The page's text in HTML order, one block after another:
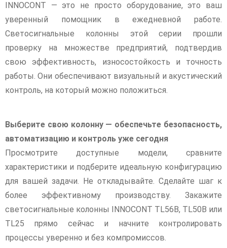
INNOCONT — это не просто оборудование, это ваш
уверенный помощник в ежедневной работе.
Светосигнальные колонны этой серии прошли
проверку на множестве предприятий, подтвердив
свою эффективность, износостойкость и точность
работы. Они обеспечивают визуальный и акустический
контроль, на который можно положиться.
Выберите свою колонну — обеспечьте безопасность,
автоматизацию и контроль уже сегодня
Просмотрите доступные модели, сравните
характеристики и подберите идеальную конфигурацию
для вашей задачи. Не откладывайте. Сделайте шаг к
более эффективному производству. Закажите
светосигнальные колонны INNOCONT TL56B, TL50B или
TL25 прямо сейчас и начните контролировать
процессы уверенно и без компромиссов.